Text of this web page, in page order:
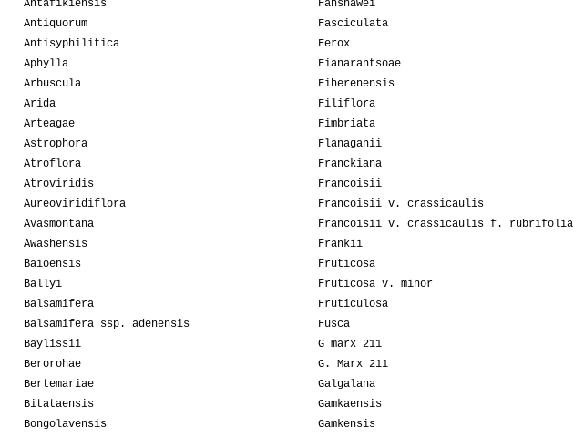
Antafikiensis
Antiquorum
Antisyphilitica
Aphylla
Arbuscula
Arida
Arteagae
Astrophora
Atroflora
Atroviridis
Aureoviridiflora
Avasmontana
Awashensis
Baioensis
Ballyi
Balsamifera
Balsamifera ssp. adenensis
Baylissii
Berorohae
Bertemariae
Bitataensis
Bongolavensis
Fanshawei
Fasciculata
Ferox
Fianarantsoae
Fiherenensis
Filiflora
Fimbriata
Flanaganii
Franckiana
Francoisii
Francoisii v. crassicaulis
Francoisii v. crassicaulis f. rubrifolia
Frankii
Fruticosa
Fruticosa v. minor
Fruticulosa
Fusca
G marx 211
G. Marx 211
Galgalana
Gamkaensis
Gamkensis